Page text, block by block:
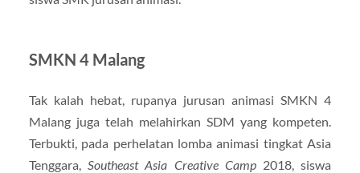
SMKN 4 Malang
Tak kalah hebat, rupanya jurusan animasi SMKN 4
Malang juga telah melahirkan SDM yang kompeten.
Terbukti, pada perhelatan lomba animasi tingkat Asia
Tenggara,Southeast Asia Creative Camp2018, siswa